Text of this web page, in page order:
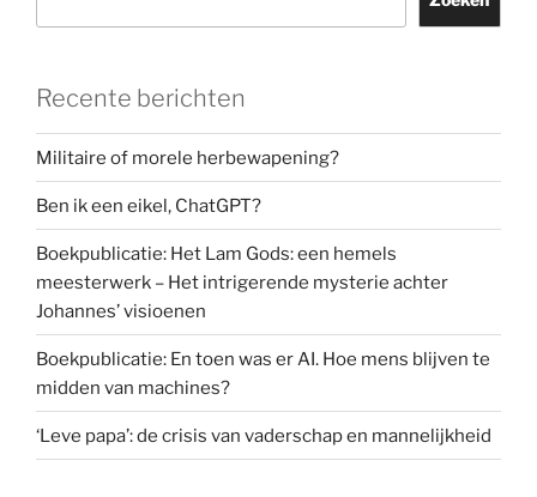
Recente berichten
Militaire of morele herbewapening?
Ben ik een eikel, ChatGPT?
Boekpublicatie: Het Lam Gods: een hemels
meesterwerk – Het intrigerende mysterie achter
Johannes’ visioenen
Boekpublicatie: En toen was er AI. Hoe mens blijven te
midden van machines?
‘Leve papa’: de crisis van vaderschap en mannelijkheid